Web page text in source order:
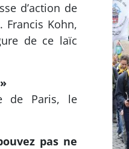
d’action de
Francis Kohn,
de ce laïc
de Paris, le
pas ne